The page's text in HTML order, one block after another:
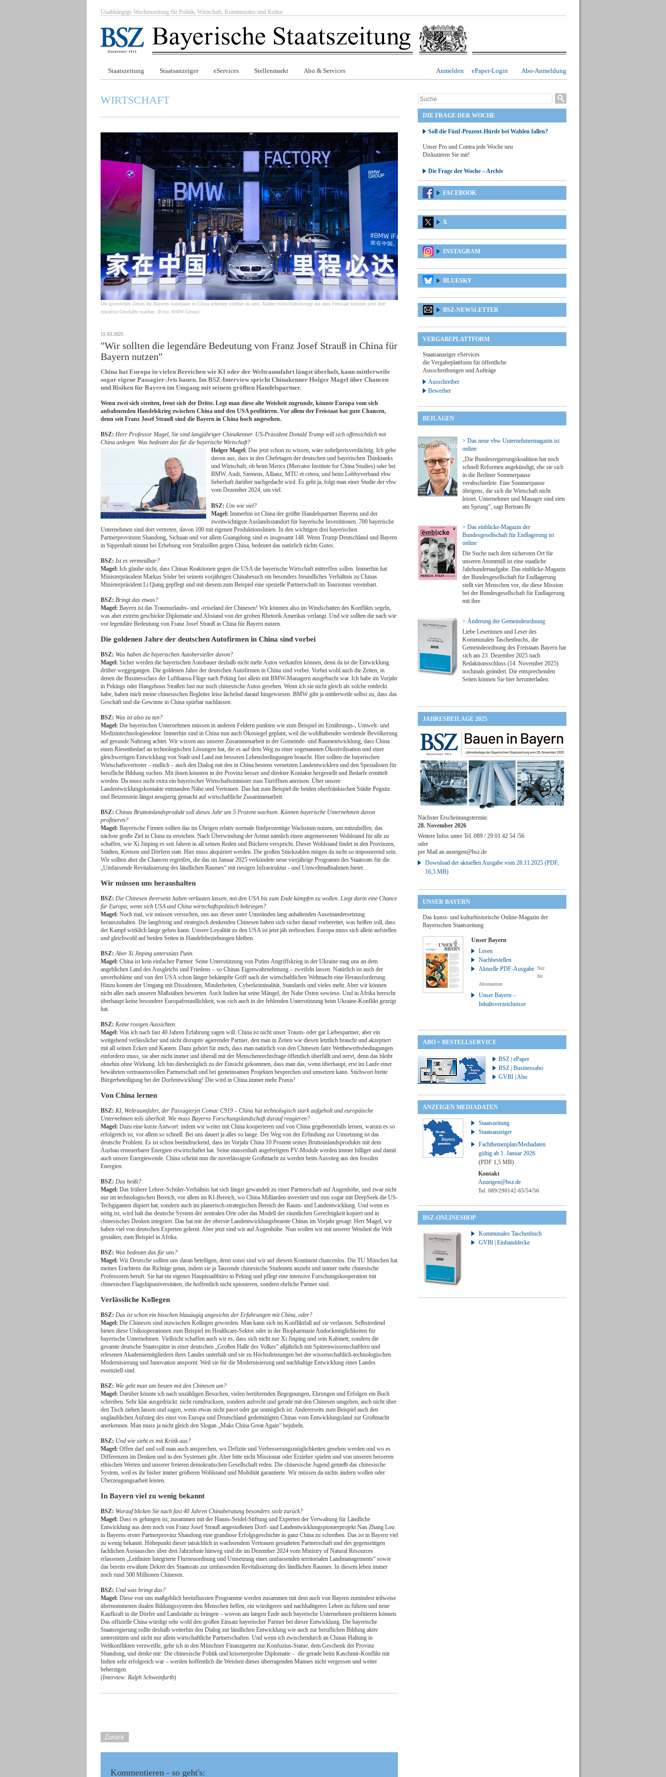
Unabhängige Wochenzeitung für Politik, Wirtschaft, Kommunales und Kultur
Abo-Anmeldung
ePaper-Login
Anmelden
Staatszeitung Staatsanzeiger eServices Stellenmarkt Abo & Services
WIRTSCHAFT
Die glorreichen Zeiten für Bayerns Autobauer in China scheinen vorüber zu sein. Andere Wirtschaftszweige aus dem Freistaat könnten jetzt dort
lukrative Geschäfte machen. (Foto: BMW Group)
15.03.2025
"Wir sollten die legendäre Bedeutung von Franz Josef Strauß in China für
Bayern nutzen"
China hat Europa in vielen Bereichen wie KI oder der Weltraumfahrt längst überholt, kann mittlerweile
sogar eigene Passagier-Jets bauen. Im BSZ-Interview spricht Chinakenner Holger Magel über Chancen
und Risiken für Bayern im Umgang mit seinem größten Handelspartner.
Wenn zwei sich streiten, freut sich der Dritte. Legt man diese alte Weisheit zugrunde, könnte Europa vom sich
anbahnenden Handelskrieg zwischen China und den USA profitieren. Vor allem der Freistaat hat gute Chancen,
denn seit Franz Josef Strauß sind die Bayern in China hoch angesehen.
BSZ: Herr Professor Magel, Sie sind langjähriger Chinakenner. US-Präsident Donald Trump will sich offensichtlich mit
China anlegen. Was bedeutet das für die bayerische Wirtschaft?
Holger Magel: Das jetzt schon zu wissen, wäre nobelpreisverdächtig. Ich gehe
davon aus, dass in den Chefetagen der deutschen und bayerischen Thinktanks
und Wirtschaft, ob beim Merics (Mercator Institute for China Studies) oder bei
BMW, Audi, Siemens, Allianz, MTU et cetera, und beim Lobbyverband vbw
fieberhaft darüber nachgedacht wird. Es geht ja, folgt man einer Studie der vbw
vom Dezember 2024, um viel.
BSZ: Um wie viel?
Magel: Immerhin ist China der größte Handelspartner Bayerns und der
zweitwichtigste Auslandsstandort für bayerische Investitionen. 700 bayerische
Unternehmen sind dort vertreten, davon 100 mit eigenen Produktionslinien. In den wichtigen drei bayerischen
Partnerprovinzen Shandong, Sichuan und vor allem Guangdong sind es insgesamt 148. Wenn Trump Deutschland und Bayern
in Sippenhaft nimmt bei Erhebung von Strafzöllen gegen China, bedeutet das natürlich nichts Gutes.
BSZ: Ist es vermeidbar?
Magel: Ich glaube nicht, dass Chinas Reaktionen gegen die USA die bayerische Wirtschaft mittreffen sollen. Immerhin hat
Ministerpräsident Markus Söder bei seinem vorjährigen Chinabesuch ein besonders freundliches Verhältnis zu Chinas
Ministerpräsident Li Qiang gepflegt und mit diesem zum Beispiel eine spezielle Partnerschaft im Tourismus vereinbart.
BSZ: Bringt das etwas?
Magel: Bayern ist das Traumurlaubs- und -reiseland der Chinesen! Wir könnten also im Windschatten des Konflikts segeln,
was aber extrem geschickte Diplomatie und Abstand von der groben Rhetorik Amerikas verlangt. Und wir sollten die nach wie
vor legendäre Bedeutung von Franz Josef Strauß in China für Bayern nutzen.
Die goldenen Jahre der deutschen Autofirmen in China sind vorbei
BSZ: Was haben die bayerischen Autohersteller davon?
Magel: Sicher werden die bayerischen Autobauer deshalb nicht mehr Autos verkaufen können, denn da ist die Entwicklung
drüber weggegangen. Die goldenen Jahre der deutschen Autofirmen in China sind vorbei. Vorbei wohl auch die Zeiten, in
denen die Businessclass der Lufthansa-Flüge nach Peking fast allein mit BMW-Managern ausgebucht war. Ich habe im Vorjahr
in Pekings oder Hangzhous Straßen fast nur noch chinesische Autos gesehen. Wenn ich sie nicht gleich als solche entdeckt
habe, haben mich meine chinesischen Begleiter leise lächelnd darauf hingewiesen. BMW gibt ja mittlerweile selbst zu, dass das
Geschäft und die Gewinne in China spürbar nachlassen.
BSZ: Was ist also zu tun?
Magel: Die bayerischen Unternehmen müssen in anderen Feldern punkten wie zum Beispiel im Ernährungs-, Umwelt- und
Medizintechnologiesektor. Immerhin sind in China nun auch Ökosiegel geplant, weil die wohlhabender werdende Bevölkerung
auf gesunde Nahrung achtet. Wir wissen aus unserer Zusammenarbeit in der Gemeinde- und Raumentwicklung, dass China
einen Riesenbedarf an technologischen Lösungen hat, die es auf dem Weg zu einer sogenannten Ökozivilisation und einer
gleichwertigen Entwicklung von Stadt und Land mit besseren Lebensbedingungen braucht. Hier sollten die bayerischen
Wirtschaftsvertreter – endlich – auch den Dialog mit den in China bestens vernetzten Landentwicklern und den Spezialisten für
berufliche Bildung suchen. Mit ihnen könnten in der Provinz besser und direkter Kontakte hergestellt und Bedarfe ermittelt
werden. Da muss nicht extra ein bayerischer Wirtschaftsminister zum Türöffnen anreisen. Über unsere
Landentwicklungskontakte entstanden Nähe und Vertrauen. Das hat zum Beispiel die beiden oberfränkischen Städte Pegnitz
und Betzenstein längst neugierig gemacht auf wirtschaftliche Zusammenarbeit.
BSZ: Chinas Bruttoinlandsprodukt soll dieses Jahr um 5 Prozent wachsen. Können bayerische Unternehmen davon
profitieren?
Magel: Bayerische Firmen sollten das im Übrigen relativ normale fünfprozentige Wachstum nutzen, um mitzuhelfen, das
nächste große Ziel in China zu erreichen. Nach Überwindung der Armut nämlich einen angemessenen Wohlstand für alle zu
schaffen, wie Xi Jinping es seit Jahren in all seinen Reden und Büchern verspricht. Dieser Wohlstand findet in den Provinzen,
Städten, Kreisen und Dörfern statt. Hier muss akquiriert werden. Die großen Stückzahlen mögen da nicht so imponierend sein.
Wir sollten aber die Chancen ergreifen, die das im Januar 2025 verkündete neue vierjährige Programm des Staatsrats für die
„Umfassende Revitalisierung des ländlichen Raumes“ mit riesigen Infrastruktur - und Umweltmaßnahmen bietet.
Wir müssen uns heraushalten
BSZ: Die Chinesen ihrerseits haben verlauten lassen, mit den USA bis zum Ende kämpfen zu wollen. Liegt darin eine Chance
für Europa, wenn sich USA und China wirtschaftspolitisch bekriegen?
Magel: Noch mal, wir müssen versuchen, uns aus dieser unter Umständen lang anhaltenden Auseinandersetzung
herauszuhalten. Die langfristig und strategisch denkenden Chinesen haben sich sicher darauf vorbereitet, was heißen soll, dass
der Kampf wirklich lange gehen kann. Unsere Loyalität zu den USA ist jetzt jäh zerbrochen. Europa muss sich allein aufstellen
und gleichwohl auf beiden Seiten in Handelsbeziehungen bleiben.
BSZ: Aber Xi Jinping unterstützt Putin.
Magel: China ist kein einfacher Partner. Seine Unterstützung von Putins Angriffskrieg in der Ukraine mag uns an dem
angeblichen Land des Ausgleichs und Friedens – so Chinas Eigenwahrnehmung – zweifeln lassen. Natürlich ist auch der
unverhohlene und von den USA schon länger bekämpfte Griff nach der wirtschaftlichen Weltmacht eine Herausforderung.
Hinzu kommt der Umgang mit Dissidenten, Minderheiten, Cyberkriminalität, Standards und vieles mehr. Aber wir können
nicht alles nach unseren Maßstäben bewerten. Auch Indien hat seine Mängel, der Nahe Osten sowieso. Und in Afrika herrscht
überhaupt keine besondere Europafreundlichkeit, was sich auch in der fehlenden Unterstützung beim Ukraine-Konflikt gezeigt
hat.
BSZ: Keine rosigen Aussichten.
Magel: Was ich nach fast 40 Jahren Erfahrung sagen will: China ist nicht unser Traum- oder gar Liebespartner, aber ein
weitgehend verlässlicher und nicht disruptiv agierender Partner, den man in Zeiten wie diesen letztlich braucht und akzeptiert
mit all seinen Ecken und Kanten. Dazu gehört für mich, dass man natürlich von den Chinesen faire Wettbewerbsbedingungen
einfordern muss, sie aber nicht immer und überall mit der Menschenrechtsfrage öffentlich überfällt und nervt, denn das bleibt
ohnehin ohne Wirkung. Ich bin diesbezüglich zu der Einsicht gekommen, dass man das, wenn überhaupt, erst im Laufe einer
bewährten vertrauensvollen Partnerschaft und bei gemeinsamen Projekten besprechen und umsetzen kann. Stichwort breite
Bürgerbeteiligung bei der Dorfentwicklung! Die wird in China immer mehr Praxis!
Von China lernen
BSZ: KI, Weltraumfahrt, der Passagierjet Comac C919 – China hat technologisch stark aufgeholt und europäische
Unternehmen teils überholt. Wie muss Bayerns Forschungslandschaft darauf reagieren?
Magel: Dazu eine kurze Antwort: indem wir weiter mit China kooperieren und von China gegebenenfalls lernen, warum es so
erfolgreich ist, vor allem so schnell. Bei uns dauert ja alles so lange. Der Weg von der Erfindung zur Umsetzung ist das
deutsche Problem. Es ist schon beeindruckend, dass im Vorjahr China 10 Prozent seines Bruttoinlandsprodukts mit dem
Ausbau erneuerbarer Energien erwirtschaftet hat. Seine massenhaft angefertigten PV-Module werden immer billiger und damit
auch unsere Energiewende. China scheint nun die zuverlässigste Großmacht zu werden beim Ausstieg aus den fossilen
Energien.
BSZ: Das heißt?
Magel: Das frühere Lehrer-Schüler-Verhältnis hat sich längst gewandelt zu einer Partnerschaft auf Augenhöhe, und zwar nicht
nur im technologischen Bereich, vor allem im KI-Bereich, wo China Milliarden investiert und nun sogar mit DeepSeek die US-
Techgiganten düpiert hat, sondern auch im planerisch-strategischen Bereich der Raum- und Landentwicklung. Und wenn es
nötig ist, wird halt das deutsche System der zentralen Orte oder das Modell der räumlichen Gerechtigkeit kopiert und in
chinesisches Denken integriert. Das hat mir der oberste Landentwicklungsbeamte Chinas im Vorjahr gesagt: Herr Magel, wir
haben viel von deutschen Experten gelernt. Aber jetzt sind wir auf Augenhöhe. Nun wollen wir mit unserer Weisheit die Welt
gestalten, zum Beispiel in Afrika.
BSZ: Was bedeutet das für uns?
Magel: Wir Deutsche sollten uns daran beteiligen, denn sonst sind wir auf diesem Kontinent chancenlos. Die TU München hat
meines Erachtens das Richtige getan, indem sie ja Tausende chinesische Studenten anzieht und immer mehr chinesische
Professoren beruft. Sie hat ein eigenes Hauptstadtbüro in Peking und pflegt eine intensive Forschungskooperation mit
chinesischen Flagshipuniversitäten, die hoffentlich nicht spionieren, sondern ehrliche Partner sind.
Verlässliche Kollegen
BSZ: Das ist schon ein bisschen blauäugig angesichts der Erfahrungen mit China, oder?
Magel: Die Chinesen sind inzwischen Kollegen geworden. Man kann sich im Konfliktfall auf sie verlassen. Selbstredend
bieten diese Unikooperationen zum Beispiel im Healthcare-Sektor oder in der Biopharmazie Andockmöglichkeiten für
bayerische Unternehmen. Vielleicht schaffen auch wir es, dass sich nicht nur Xi Jinping und sein Kabinett, sondern die
gesamte deutsche Staatsspitze in einer deutschen „Großen Halle des Volkes“ alljährlich mit Spitzenwissenschaftlern und
erlesenen Akademiemitgliedern ihres Landes unterhält und sie zu Höchstleistungen bei der wissenschaftlich-technologischen
Modernisierung und Innovation anspornt. Weil sie für die Modernisierung und nachhaltige Entwicklung eines Landes
essenziell sind.
BSZ: Wie geht man am besten mit den Chinesen um?
Magel: Darüber könnte ich nach unzähligen Besuchen, vielen berührenden Begegnungen, Ehrungen und Erfolgen ein Buch
schreiben. Sehr klar ausgedrückt: nicht rumdrucksen, sondern aufrecht und gerade mit den Chinesen umgehen, auch nicht über
den Tisch ziehen lassen und sagen, wenn etwas nicht passt oder gar unmöglich ist. Andererseits zum Beispiel auch den
unglaublichen Aufstieg des einst von Europa und Deutschland gedemütigten Chinas vom Entwicklungsland zur Großmacht
anerkennen. Man muss ja nicht gleich den Slogan „Make China Great Again“ bejubeln.
BSZ: Und wie sieht es mit Kritik aus?
Magel: Offen darf und soll man auch ansprechen, wo Defizite und Verbesserungsmöglichkeiten gesehen werden und wo es
Differenzen im Denken und in den Systemen gibt. Aber bitte nicht Missionar oder Erzieher spielen und von unseren besseren
ethischen Werten und unserer freieren demokratischen Gesellschaft reden. Die chinesische Jugend genießt das chinesische
System, weil es ihr bisher immer größeren Wohlstand und Mobilität garantierte. Wir müssen da nichts ändern wollen oder
Überzeugungsarbeit leisten.
In Bayern viel zu wenig bekannt
BSZ: Worauf blicken Sie nach fast 40 Jahren Chinaberatung besonders stolz zurück?
Magel: Dass es gelungen ist, zusammen mit der Hanns-Seidel-Stiftung und Experten der Verwaltung für Ländliche
Entwicklung aus dem noch von Franz Josef Strauß angestoßenen Dorf- und Landentwicklungspionierprojekt Nan Zhang Lou
in Bayerns erster Partnerprovinz Shandong eine grandiose Erfolgsgeschichte in ganz China zu schreiben. Das ist in Bayern viel
zu wenig bekannt. Höhepunkt dieser tatsächlich in wachsendem Vertrauen gestalteten Partnerschaft und des gegenseitigen
fachlichen Austausches über drei Jahrzehnte hinweg sind die im Dezember 2024 vom Ministry of Natural Resources
erlassenen „Leitlinien Integrierte Flurneuordnung und Umsetzung eines umfassenden territorialen Landmanagements“ sowie
das bereits erwähnte Dekret des Staatsrats zur umfassenden Revitalisierung des ländlichen Raumes. In diesem leben immer
noch rund 500 Millionen Chinesen.
BSZ: Und was bringt das?
Magel: Diese von uns maßgeblich beeinflussten Programme werden zusammen mit dem auch von Bayern zumindest teilweise
übernommenen dualen Bildungssystem den Menschen helfen, ein würdigeres und nachhaltigeres Leben zu führen und neue
Kaufkraft in die Dörfer und Landstädte zu bringen – wovon am langen Ende auch bayerische Unternehmen profitieren können.
Das offizielle China würdigt sehr wohl den großen Einsatz bayerischer Partner bei dieser Entwicklung. Die bayerische
Staatsregierung sollte deshalb weiterhin den Dialog zur ländlichen Entwicklung wie auch zur beruflichen Bildung aktiv
unterstützen und nicht nur allein wirtschaftliche Partnerschaften. Und wenn ich zwischendurch an Chinas Haltung in
Weltkonflikten verzweifle, gehe ich in den Münchner Finanzgarten zur Konfuzius-Statue, dem Geschenk der Provinz
Shandong, und denke mir: Die chinesische Politik und krisenerprobte Diplomatie – die gerade beim Kaschmir-Konflikt mit
Indien sehr erfolgreich war – werden hoffentlich die Weisheit dieses überragenden Mannes nicht vergessen und weiter
beherzigen.
(Interview: Ralph Schweinfurth)
Zurück
Kommentieren - so geht's:
DIE FRAGE DER WOCHE
Soll die Fünf-Prozent-Hürde bei Wahlen fallen?
Unser Pro und Contra jede Woche neu
Diskutieren Sie mit!
Die Frage der Woche – Archiv
FACEBOOK
X
INSTAGRAM
BLUESKY
BSZ-NEWSLETTER
VERGABEPLATTFORM
Staatsanzeiger eServices
die Vergabeplattform für öffentliche
Ausschreibungen und Aufträge
Ausschreiber
Bewerber
BEILAGEN
> Das neue vbw Unternehmermagazin ist
online
„Die Bundesregierungskoalition hat noch
schnell Reformen angekündigt, ehe sie sich
in die Berliner Sommerpause
verabschiedete. Eine Sommerpause
übrigens, die sich die Wirtschaft nicht
leistet. Unternehmer und Manager sind stets
am Sprung“, sagt Bertram Br
> Das einblicke-Magazin der
Bundesgesellschaft für Endlagerung ist
online
Die Suche nach dem sichersten Ort für
unseren Atommüll ist eine staatliche
Jahrhundertaufgabe. Das einblicke-Magazin
der Bundesgesellschaft für Endlagerung
stellt vier Menschen vor, die diese Mission
bei der Bundesgesellschaft für Endlagerung
mit ihre
> Änderung der Gemeindeordnung
Liebe Leserinnen und Leser des
Kommunalen Taschenbuchs, die
Gemeindeordnung des Freistaats Bayern hat
sich am 23. Dezember 2025 nach
Redaktionsschluss (14. November 2025)
nochmals geändert. Die entsprechenden
Seiten können Sie hier herunterladen.
JAHRESBEILAGE 2025
Nächster Erscheinungstermin:
28. November 2026
Weitere Infos unter Tel. 089 / 29 01 42 54 /56
oder
per Mail an anzeigen@bsz.de
Download der aktuellen Ausgabe vom 28.11.2025 (PDF,
16,5 MB)
UNSER BAYERN
Das kunst- und kulturhistorische Online-Magazin der
Bayerischen Staatszeitung
Unser Bayern
Lesen
Nachbestellen
Aktuelle PDF-Ausgabe Nur
für
Abonnenten
Unser Bayern –
Inhaltsverzeichnisse
ABO + BESTELLSERVICE
BSZ | ePaper
BSZ | Businessabo
GVBI | Abo
ANZEIGEN MEDIADATEN
Staatszeitung
Staatsanzeiger
Fachthemenplan/Mediadaten
gültig ab 1. Januar 2026
(PDF 1,5 MB)
Kontakt
Anzeigen@bsz.de
Tel. 089/290142-65/54/56
BSZ-ONLINESHOP
Kommunales Taschenbuch
GVBl | Einbanddecke